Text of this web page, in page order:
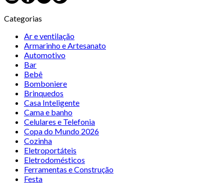
Categorias
Ar e ventilação
Armarinho e Artesanato
Automotivo
Bar
Bebê
Bomboniere
Brinquedos
Casa Inteligente
Cama e banho
Celulares e Telefonia
Copa do Mundo 2026
Cozinha
Eletroportáteis
Eletrodomésticos
Ferramentas e Construção
Festa